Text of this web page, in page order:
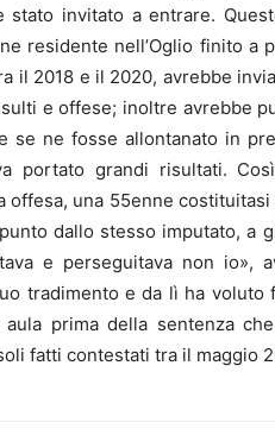
invitato a entrare.
residente nell’Oglio finito a
il 2018 e il 2020, avrebbe
e offese; inoltre avrebbe
se ne fosse allontanato in
portato grandi risultati.
una 55enne
dallo stesso imputato, a
e perseguitava non io»,
tradimento e da lì ha voluto
prima della sentenza
fatti contestati tra il maggio